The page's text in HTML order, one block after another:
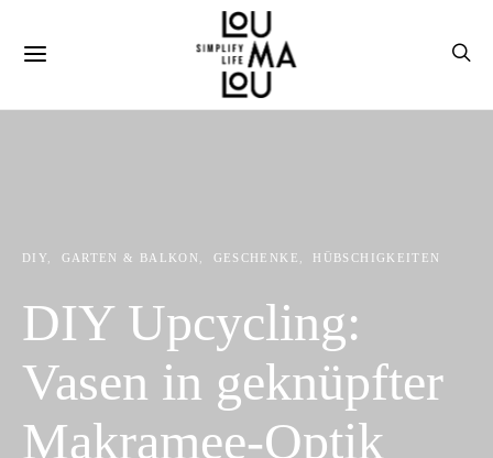
DIY GARTEN & BALKON GESCHENKE HÜBSCHIGKEITEN
DIY Upcycling:
Vasen in geknüpfter
Makramee-Optik